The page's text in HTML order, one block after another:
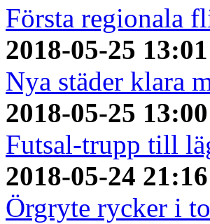
Första regionala
2018-05-25 13:01
Nya städer klara
2018-05-25 13:00
Futsal-trupp till
2018-05-24 21:16
Örgryte rycker i